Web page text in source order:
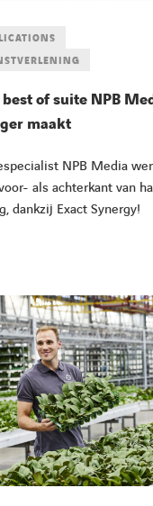
of suite NPB
maakt
NPB Media
als achterkant van
dankzij Exact Synergy!